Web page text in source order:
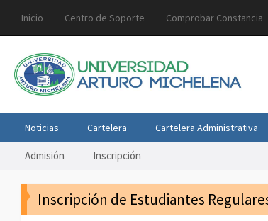
Inicio Centro de Soporte Comprobar Constancia
Noticias Cartelera Cartelera Administrativa
Admisión Inscripción
Inscripción de Estudiantes